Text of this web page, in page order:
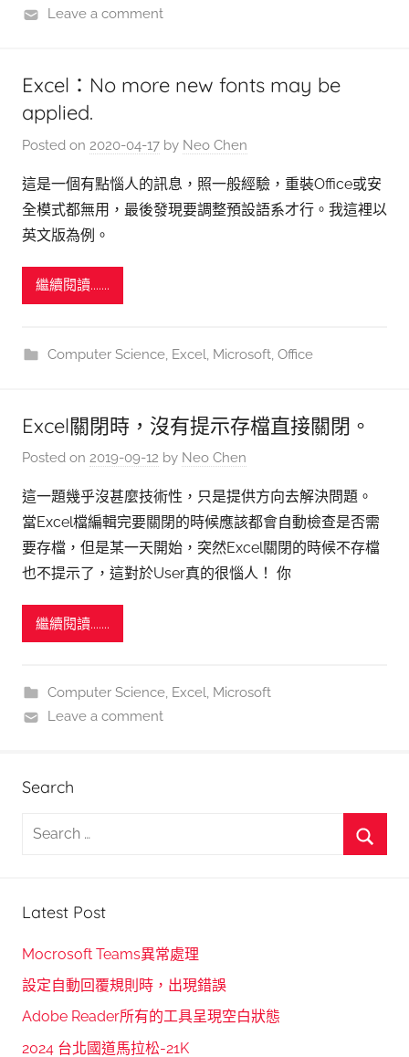
Leave a comment
Excel：No more new fonts may be
applied.
Posted on 2020-04-17 by Neo Chen
這是一個有點惱人的訊息，照一般經驗，重裝Office或安
全模式都無用，最後發現要調整預設語系才行。我這裡以
英文版為例。
繼續閱讀.......
Computer Science, Excel, Microsoft, Office
Excel關閉時，沒有提示存檔直接關閉。
Posted on 2019-09-12 by Neo Chen
這一題幾乎沒甚麼技術性，只是提供方向去解決問題。
當Excel檔編輯完要關閉的時候應該都會自動檢查是否需
要存檔，但是某一天開始，突然Excel關閉的時候不存檔
也不提示了，這對於User真的很惱人！ 你
繼續閱讀.......
Computer Science, Excel, Microsoft
Leave a comment
Search
h
f
Latest Post
Mocrosoft Teams異常處理
設定自動回覆規則時，出現錯誤
Adobe Reader所有的工具呈現空白狀態
2024 台北國道馬拉松-21K